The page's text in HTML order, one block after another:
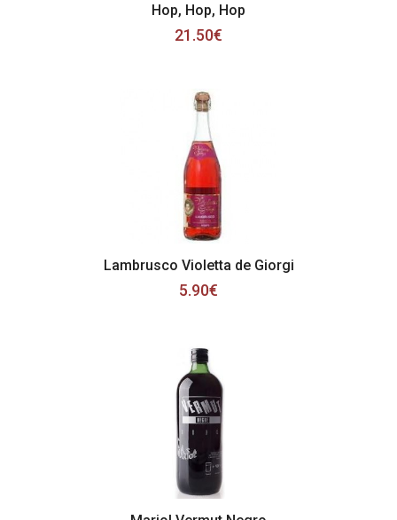
Hop, Hop, Hop
21.50€
Lambrusco Violetta de Giorgi
5.90€